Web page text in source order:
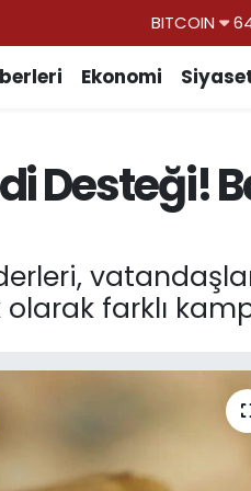
DOLAR
BİST100
BITCOIN
Ekonomi
Desteği!
farklı